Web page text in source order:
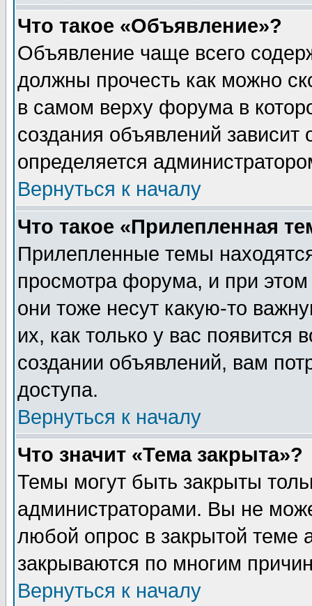
Что такое «Объявление»?
Объявление чаще всего
должны прочесть как можно
в самом верху форума в
создания объявлений зависит
определяется
Вернуться к началу
Что такое «Прилепленная
Прилепленные темы
просмотра форума, и при
они тоже несут какую-то
их, как только у вас появится
создании объявлений, вам
доступа.
Вернуться к началу
Что значит «Тема закрыта»?
Темы могут быть закрыты
администраторами. Вы не
любой опрос в закрытой теме
закрываются по многим
Вернуться к началу